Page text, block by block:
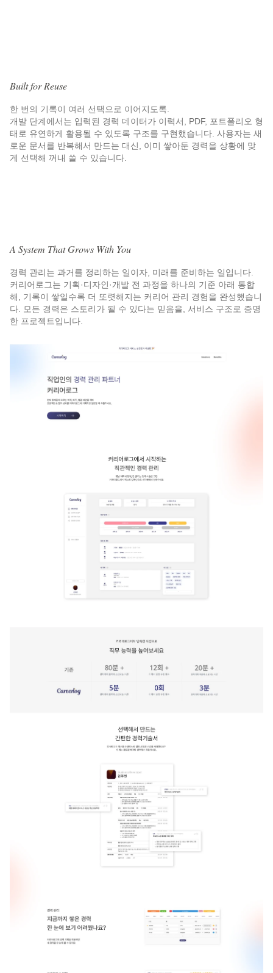
Built for Reuse
한 번의 기록이 여러 선택으로 이어지도록.
개발 단계에서는 입력된 경력 데이터가 이력서, PDF, 포트폴리오 형
태로 유연하게 활용될 수 있도록 구조를 구현했습니다. 사용자는 새
로운 문서를 반복해서 만드는 대신, 이미 쌓아둔 경력을 상황에 맞
게 선택해 꺼내 쓸 수 있습니다.
A System That Grows With You
경력 관리는 과거를 정리하는 일이자, 미래를 준비하는 일입니다.
커리어로그는 기획·디자인·개발 전 과정을 하나의 기준 아래 통합
해, 기록이 쌓일수록 더 또렷해지는 커리어 관리 경험을 완성했습니
다. 모든 경력은 스토리가 될 수 있다는 믿음을, 서비스 구조로 증명
한 프로젝트입니다.